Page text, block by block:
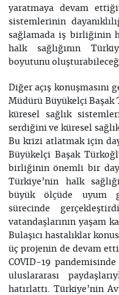
yaratmaya devam
sistemlerinin
sağlamada iş birliğinin
halk sağlığının
boyutunu
Diğer açış
Müdürü Büyükelçi Başak
küresel sağlık
serdiğini ve küresel
Bu krizi atlatmak için
Büyükelçi Başak
birliğinin önemli bir
Türkiye’nin halk
büyük ölçüde uyum
sürecinde
vatandaşlarının yaşam
Bulaşıcı hastalıklar
üç projenin de devam
COVID-19
uluslararası
hatırlattı. Türkiye’nin